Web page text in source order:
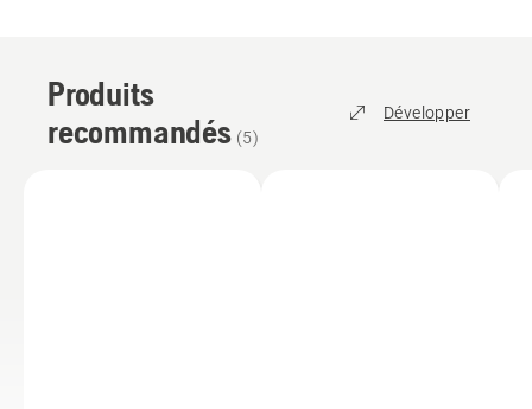
Produits
recommandés (5)
Développer